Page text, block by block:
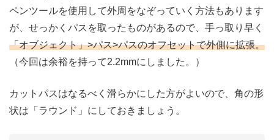
ペンツールを使用して外周をなぞっていく方法もあります
が、せっかくパスを取ったものがあるので、手っ取り早く
「オブジェクト」>パス>パスのオフセットで外側に拡張。
（今回は余裕を持って2.2mmにしました。）
カットパスはなるべく滑らかにした方がよいので、角の形
状は「ラウンド」にしておきましょう。